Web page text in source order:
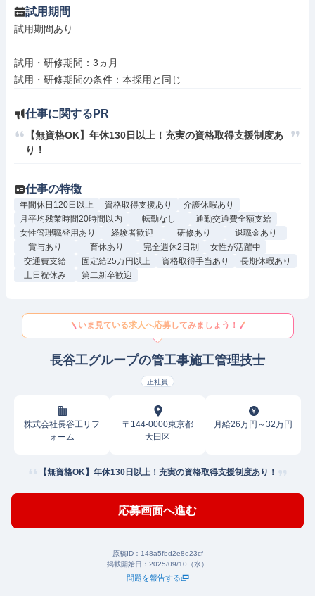
試用期間
試用期間あり
試用・研修期間：3ヵ月
仕事に関するPR
【無資格OK】年休130日以上！充実の資格取得支援制度あ
り！
仕事の特徴
年間休日120日以上 資格取得支援あり
介護休暇あり
月平均残業時間20時間以内
転勤なし
通勤交通費全額支給
女性管理職登用あり
経験者歓迎 研修あり
退職金あり
賞与あり
育休あり 完全週休2日制
女性が活躍中
交通費支給
固定給25万円以上 資格取得手当あり
長期休暇あり
土日祝休み
第二新卒歓迎
いま見ている求人へ応募してみましょう！
長谷工グループの管工事施工管理技士
正社員
株式会社長谷工リフ
ォーム
〒144-0000東京都
大田区
月給26万円～32万円
【無資格OK】年休130日以上！充実の資格取得支援制度あり！
応募画面へ進む
原稿ID： 148a5fbd2e8e23cf
掲載開始日： 2025/09/10（水）
問題を報告する